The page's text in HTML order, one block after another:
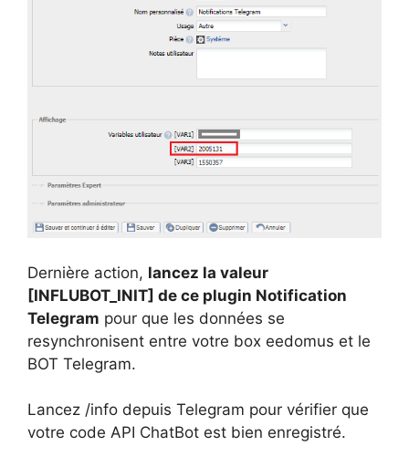
Dernière action, lancez la valeur
[INFLUBOT_INIT] de ce plugin Notification
Telegram pour que les données se
resynchronisent entre votre box eedomus et le
BOT Telegram.
Lancez /info depuis Telegram pour vérifier que
votre code API ChatBot est bien enregistré.